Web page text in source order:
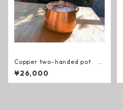
Copper two-handed pot 銅
製 両手鍋
¥26,000